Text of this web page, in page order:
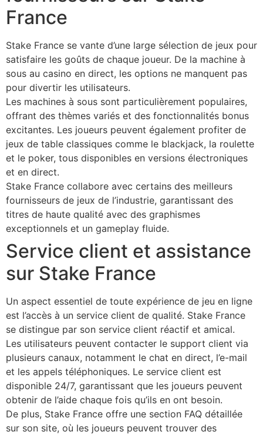
France
Stake France se vante d’une large sélection de jeux pour
satisfaire les goûts de chaque joueur. De la machine à
sous au casino en direct, les options ne manquent pas
pour divertir les utilisateurs.
Les machines à sous sont particulièrement populaires,
offrant des thèmes variés et des fonctionnalités bonus
excitantes. Les joueurs peuvent également profiter de
jeux de table classiques comme le blackjack, la roulette
et le poker, tous disponibles en versions électroniques
et en direct.
Stake France collabore avec certains des meilleurs
fournisseurs de jeux de l’industrie, garantissant des
titres de haute qualité avec des graphismes
exceptionnels et un gameplay fluide.
Service client et assistance
sur Stake France
Un aspect essentiel de toute expérience de jeu en ligne
est l’accès à un service client de qualité. Stake France
se distingue par son service client réactif et amical.
Les utilisateurs peuvent contacter le support client via
plusieurs canaux, notamment le chat en direct, l’e-mail
et les appels téléphoniques. Le service client est
disponible 24/7, garantissant que les joueurs peuvent
obtenir de l’aide chaque fois qu’ils en ont besoin.
De plus, Stake France offre une section FAQ détaillée
sur son site, où les joueurs peuvent trouver des